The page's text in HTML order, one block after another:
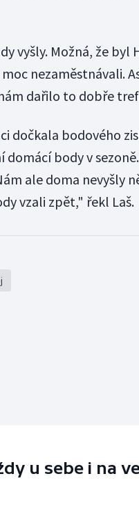
vyšly. Možná, že byl
nezaměstnávali.
dařilo to dobře
dočkala bodového
body v
ale doma nevyšly
vzali zpět," řekl Laš.
u sebe i na